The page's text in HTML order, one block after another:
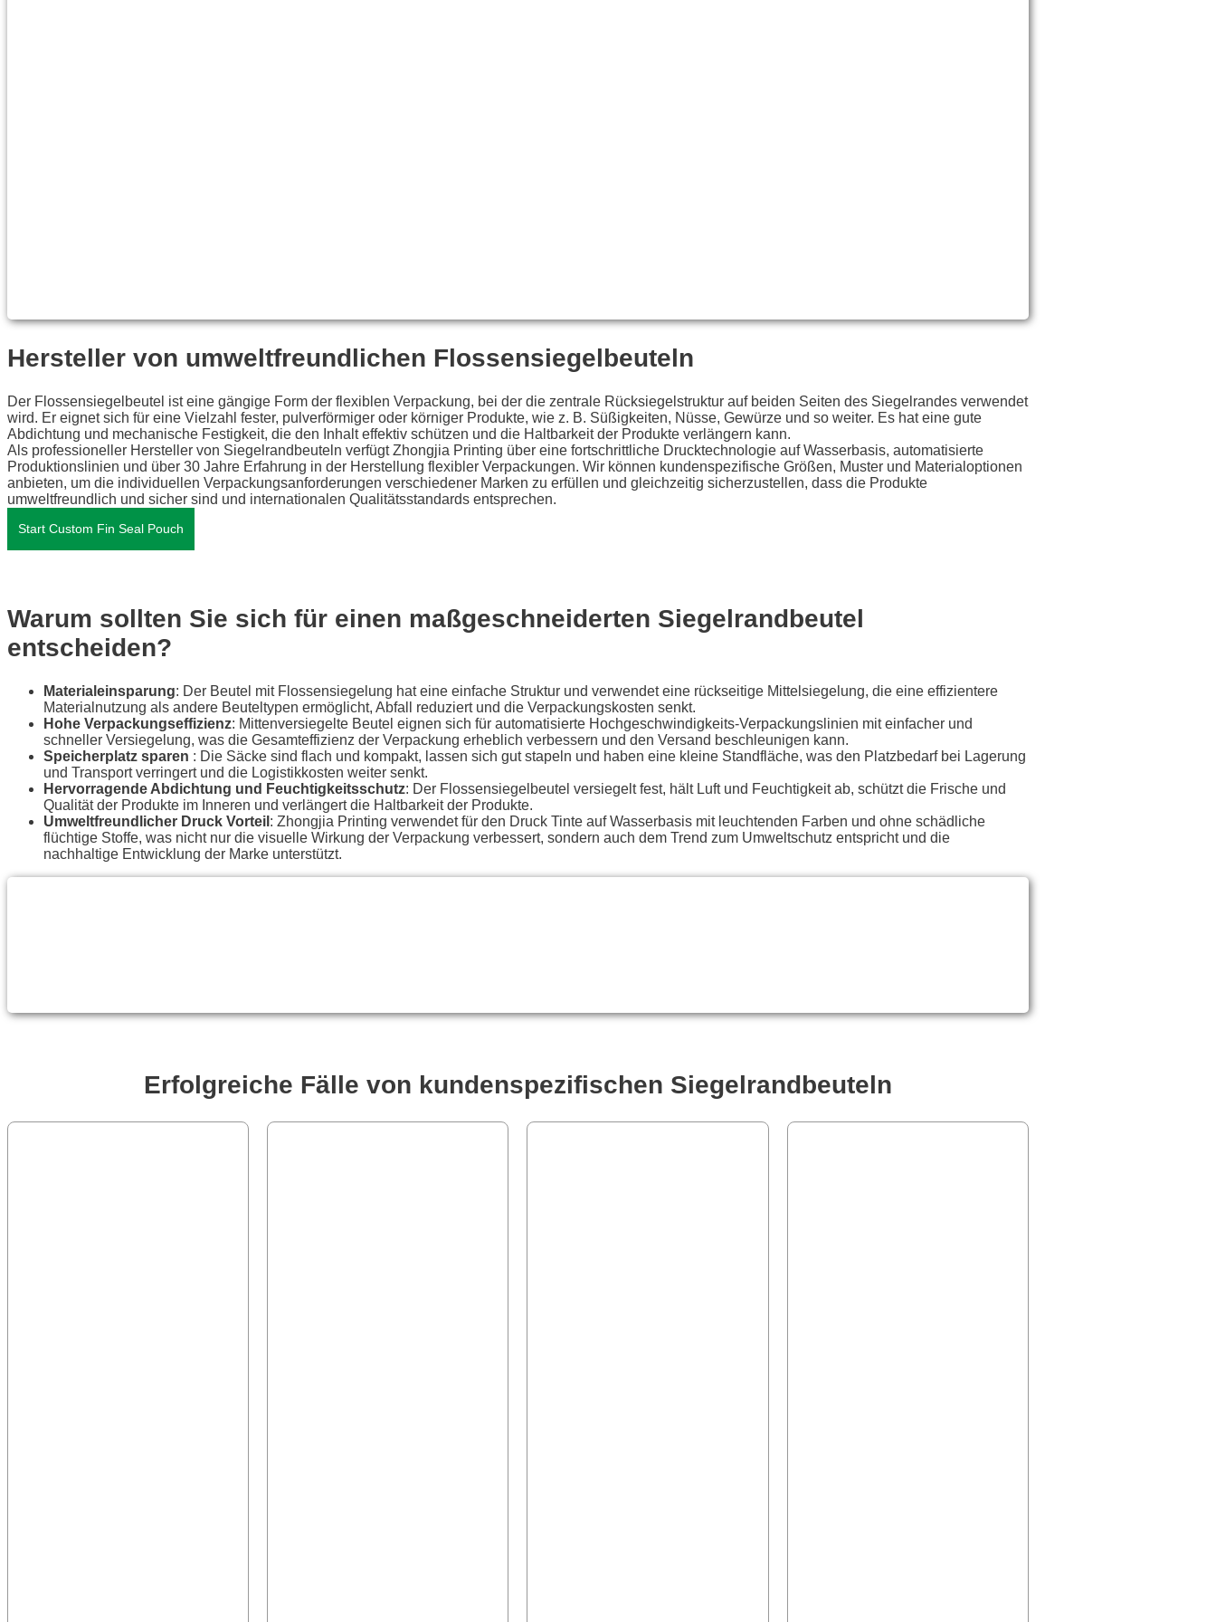
Hersteller von umweltfreundlichen Flossensiegelbeuteln
Der Flossensiegelbeutel ist eine gängige Form der flexiblen Verpackung, bei der die zentrale Rücksiegelstruktur auf beiden Seiten des Siegelrandes verwendet
wird. Er eignet sich für eine Vielzahl fester, pulverförmiger oder körniger Produkte, wie z. B. Süßigkeiten, Nüsse, Gewürze und so weiter. Es hat eine gute
Abdichtung und mechanische Festigkeit, die den Inhalt effektiv schützen und die Haltbarkeit der Produkte verlängern kann.
Als professioneller Hersteller von Siegelrandbeuteln verfügt Zhongjia Printing über eine fortschrittliche Drucktechnologie auf Wasserbasis, automatisierte
Produktionslinien und über 30 Jahre Erfahrung in der Herstellung flexibler Verpackungen. Wir können kundenspezifische Größen, Muster und Materialoptionen
anbieten, um die individuellen Verpackungsanforderungen verschiedener Marken zu erfüllen und gleichzeitig sicherzustellen, dass die Produkte
umweltfreundlich und sicher sind und internationalen Qualitätsstandards entsprechen.
Start Custom Fin Seal Pouch
Warum sollten Sie sich für einen maßgeschneiderten Siegelrandbeutel
entscheiden?
Materialeinsparung: Der Beutel mit Flossensiegelung hat eine einfache Struktur und verwendet eine rückseitige Mittelsiegelung, die eine effizientere
Materialnutzung als andere Beuteltypen ermöglicht, Abfall reduziert und die Verpackungskosten senkt.
Hohe Verpackungseffizienz: Mittenversiegelte Beutel eignen sich für automatisierte Hochgeschwindigkeits-Verpackungslinien mit einfacher und
schneller Versiegelung, was die Gesamteffizienz der Verpackung erheblich verbessern und den Versand beschleunigen kann.
Speicherplatz sparen : Die Säcke sind flach und kompakt, lassen sich gut stapeln und haben eine kleine Standfläche, was den Platzbedarf bei Lagerung
und Transport verringert und die Logistikkosten weiter senkt.
Hervorragende Abdichtung und Feuchtigkeitsschutz: Der Flossensiegelbeutel versiegelt fest, hält Luft und Feuchtigkeit ab, schützt die Frische und
Qualität der Produkte im Inneren und verlängert die Haltbarkeit der Produkte.
Umweltfreundlicher Druck Vorteil : Zhongjia Printing verwendet für den Druck Tinte auf Wasserbasis mit leuchtenden Farben und ohne schädliche
flüchtige Stoffe, was nicht nur die visuelle Wirkung der Verpackung verbessert, sondern auch dem Trend zum Umweltschutz entspricht und die
nachhaltige Entwicklung der Marke unterstützt.
Erfolgreiche Fälle von kundenspezifischen Siegelrandbeuteln